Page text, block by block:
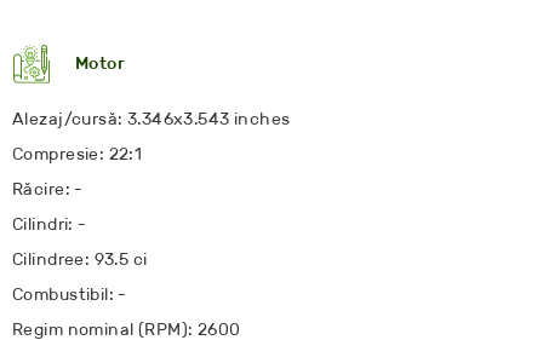
Motor
Alezaj/cursă: 3.346x3.543 inches
Compresie: 22:1
Răcire: -
Cilindri: -
Cilindree: 93.5 ci
Combustibil: -
Regim nominal (RPM): 2600